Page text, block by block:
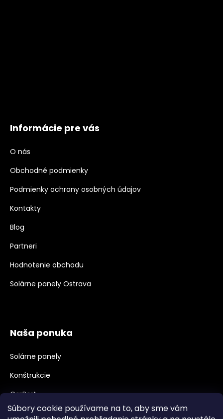
Súbory cookie používame na to, aby sme vám
Informácie pre vás
O nás
Obchodné podmienky
Podmienky ochrany osobných údajov
Kontakty
Blog
Partneri
Hodnotenie obchodu
Solárne panely Ostrava
Naša ponuka
Solárne panely
Konštrukcie
CarPort
Meniče, Príslušenstvo